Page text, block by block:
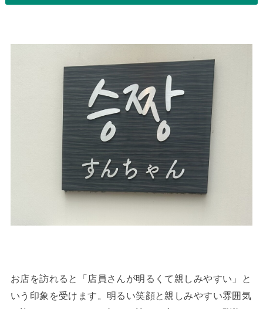
お店を訪れると「店員さんが明るくて親しみやすい」と
いう印象を受けます。明るい笑顔と親しみやすい雰囲気